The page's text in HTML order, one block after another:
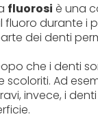
fluorosi è una
fluoro durante i
dei denti
che i denti
Ad
invece, i